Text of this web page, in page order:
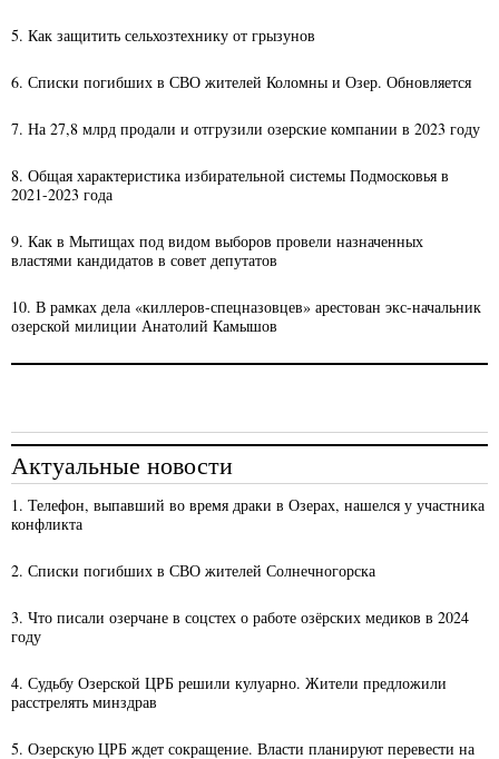
5. Как защитить сельхозтехнику от грызунов
6. Списки погибших в СВО жителей Коломны и Озер. Обновляется
7. На 27,8 млрд продали и отгрузили озерские компании в 2023 году
8. Общая характеристика избирательной системы Подмосковья в
2021-2023 года
9. Как в Мытищах под видом выборов провели назначенных
властями кандидатов в совет депутатов
10. В рамках дела «киллеров-спецназовцев» арестован экс-начальник
озерской милиции Анатолий Камышов
Актуальные новости
1. Телефон, выпавший во время драки в Озерах, нашелся у участника
конфликта
2. Списки погибших в СВО жителей Солнечногорска
3. Что писали озерчане в соцстех о работе озёрских медиков в 2024
году
4. Судьбу Озерской ЦРБ решили кулуарно. Жители предложили
расстрелять минздрав
5. Озерскую ЦРБ ждет сокращение. Власти планируют перевести на